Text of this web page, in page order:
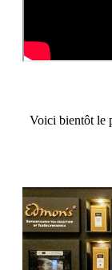
Voici bientôt le